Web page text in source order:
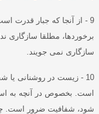
9 -
از آنجا که جبار قدرت
برخوردها، مطلقا سازگاری
سازگاری نمی جویند
10 -
زیست در روشنانی یا
است
بخصوص در آنچه به
شود، شفافیت ضرور است